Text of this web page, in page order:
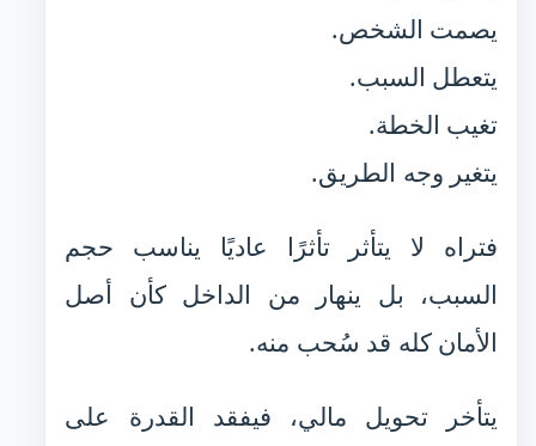
يصمت الشخص.
يتعطل السبب.
تغيب الخطة.
يتغير وجه الطريق.
فتراه لا يتأثر تأثرًا عاديًا يناسب حجم
السبب، بل ينهار من الداخل كأن أصل
الأمان كله قد سُحب منه.
يتأخر تحويل مالي، فيفقد القدرة على